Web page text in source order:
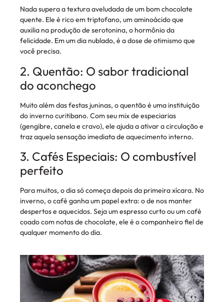
Nada supera a textura aveludada de um bom chocolate
quente. Ele é rico em triptofano, um aminoácido que
auxilia na produção de serotonina, o hormônio da
felicidade. Em um dia nublado, é a dose de otimismo que
você precisa.
2. Quentão: O sabor tradicional
do aconchego
Muito além das festas juninas, o quentão é uma instituição
do inverno curitibano. Com seu mix de especiarias
(gengibre, canela e cravo), ele ajuda a ativar a circulação e
traz aquela sensação imediata de aquecimento interno.
3. Cafés Especiais: O combustível
perfeito
Para muitos, o dia só começa depois da primeira xícara. No
inverno, o café ganha um papel extra: o de nos manter
despertos e aquecidos. Seja um espresso curto ou um café
coado com notas de chocolate, ele é o companheiro fiel de
qualquer momento do dia.